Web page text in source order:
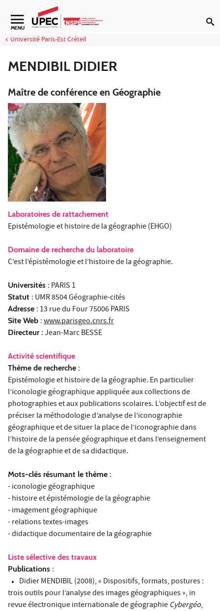
Aller au contenu
Navigation secondaire
MENU
Université Paris-Est Créteil
MENDIBIL DIDIER
Maître de conférence en Géographie
Laboratoires de rattachement
Epistémologie et histoire de la géographie (EHGO)
Domaine de recherche du laboratoire
C’est l’épistémologie et l’histoire de la géographie.
Universités : PARIS 1
Statut : UMR 8504 Géographie-cités
Adresse : 13 rue du Four 75006 PARIS
Site Web :www.parisgeo.cnrs.fr
Directeur : Jean-Marc BESSE
Activité scientifique
Thème de recherche :
Epistémologie et histoire de la géographie. En particulier
l’iconologie géographique appliquée aux collections de
photographies et aux publications scolaires. L’objectif est de
préciser la méthodologie d’analyse de l’iconographie
géographique et de situer la place de l’iconographie dans
l’histoire de la pensée géographique et dans l’enseignement
de la géographie et de sa didactique.
Mots-clés résumant le thème :
- iconologie géographique
- histoire et épistémologie de la géographie
- imagement géographique
- relations textes-images
- didactique documentaire de la géographie
Liste sélective des travaux
Publications :
Didier MENDIBIL (2008), « Dispositifs, formats, postures :
trois outils pour l’analyse des images géographiques », in
revue électronique internationale de géographie Cybergéo,